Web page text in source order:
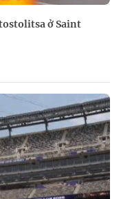
ở Saint